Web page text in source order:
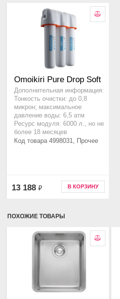
Omoikiri Pure Drop Soft
Дополнительная информация:
Тонкость очистки: до 0,8
микрон; максимальное
давление воды: 6,5 атм
Ресурс модуля: 6000 л., но не
более 18 месяцев
Код товара 4998031, Прочее
13 188 ₽ В КОРЗИНУ
ПОХОЖИЕ ТОВАРЫ